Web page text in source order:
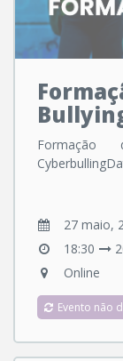
27 maio,
18:30
Online
Evento não